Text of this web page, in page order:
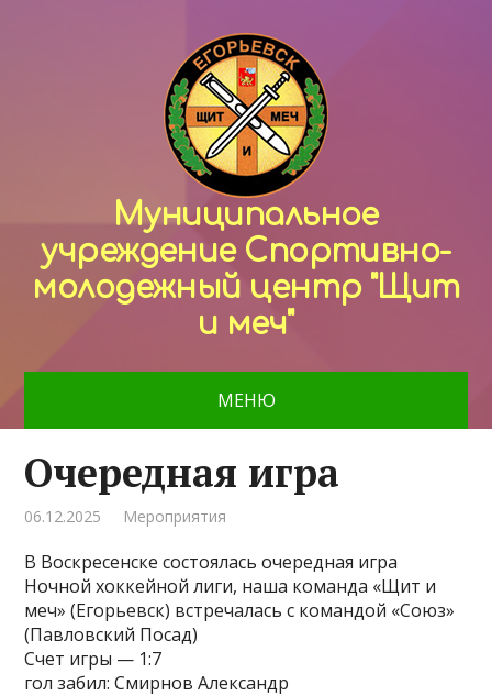
Муниципальное
учреждение Спортивно-
молодежный центр "Щит
и меч"
МЕНЮ
Очередная игра
06.12.2025 Мероприятия
В Воскресенске состоялась очередная игра
Ночной хоккейной лиги, наша команда «Щит и
меч» (Егорьевск) встречалась с командой «Союз»
(Павловский Посад)
Счет игры — 1:7
гол забил: Смирнов Александр